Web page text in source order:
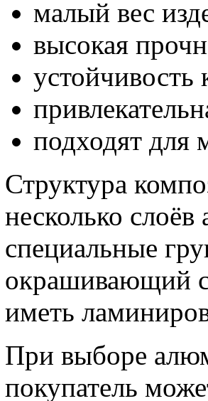
малый вес
высокая
устойчивость
подходят для
Структура
несколько
специальные
окрашивающий
иметь
При выборе
покупатель